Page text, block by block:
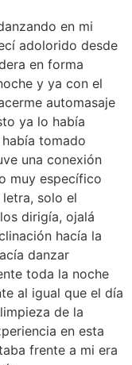
en mi
adolorido desde
en forma
y ya con el
automasaje
ya lo había
tomado
una conexión
muy específico
solo el
dirigía, ojalá
hacía la
danzar
toda la noche
al igual que el día
de la
en esta
frente a mi era